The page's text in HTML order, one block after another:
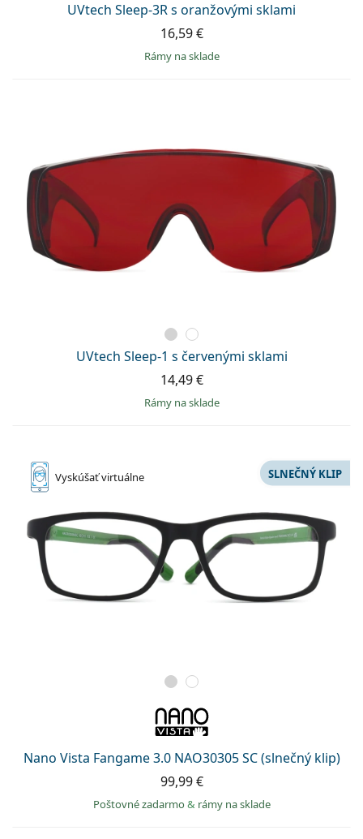
UVtech Sleep-3R s oranžovými sklami
16,59 €
rámy na sklade
UVtech Sleep-1 s červenými sklami
14,49 €
rámy na sklade
Vyskúšaťvirtuálne
Nano Vista Fangame 3.0 NAO30305 SC (slnečný klip)
SLNEČNÝ KLIP
99,99 €
Poštovné zadarmo& rámy na sklade